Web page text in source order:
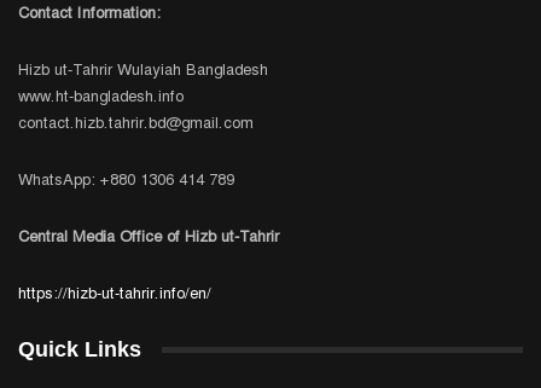
Contact Information:
Hizb ut-Tahrir Wulayiah Bangladesh
www.ht-bangladesh.info
contact.hizb.tahrir.bd@gmail.com
WhatsApp: +880 1306 414 789
Central Media Office of Hizb ut-Tahrir
https://hizb-ut-tahrir.info/en/
Quick Links